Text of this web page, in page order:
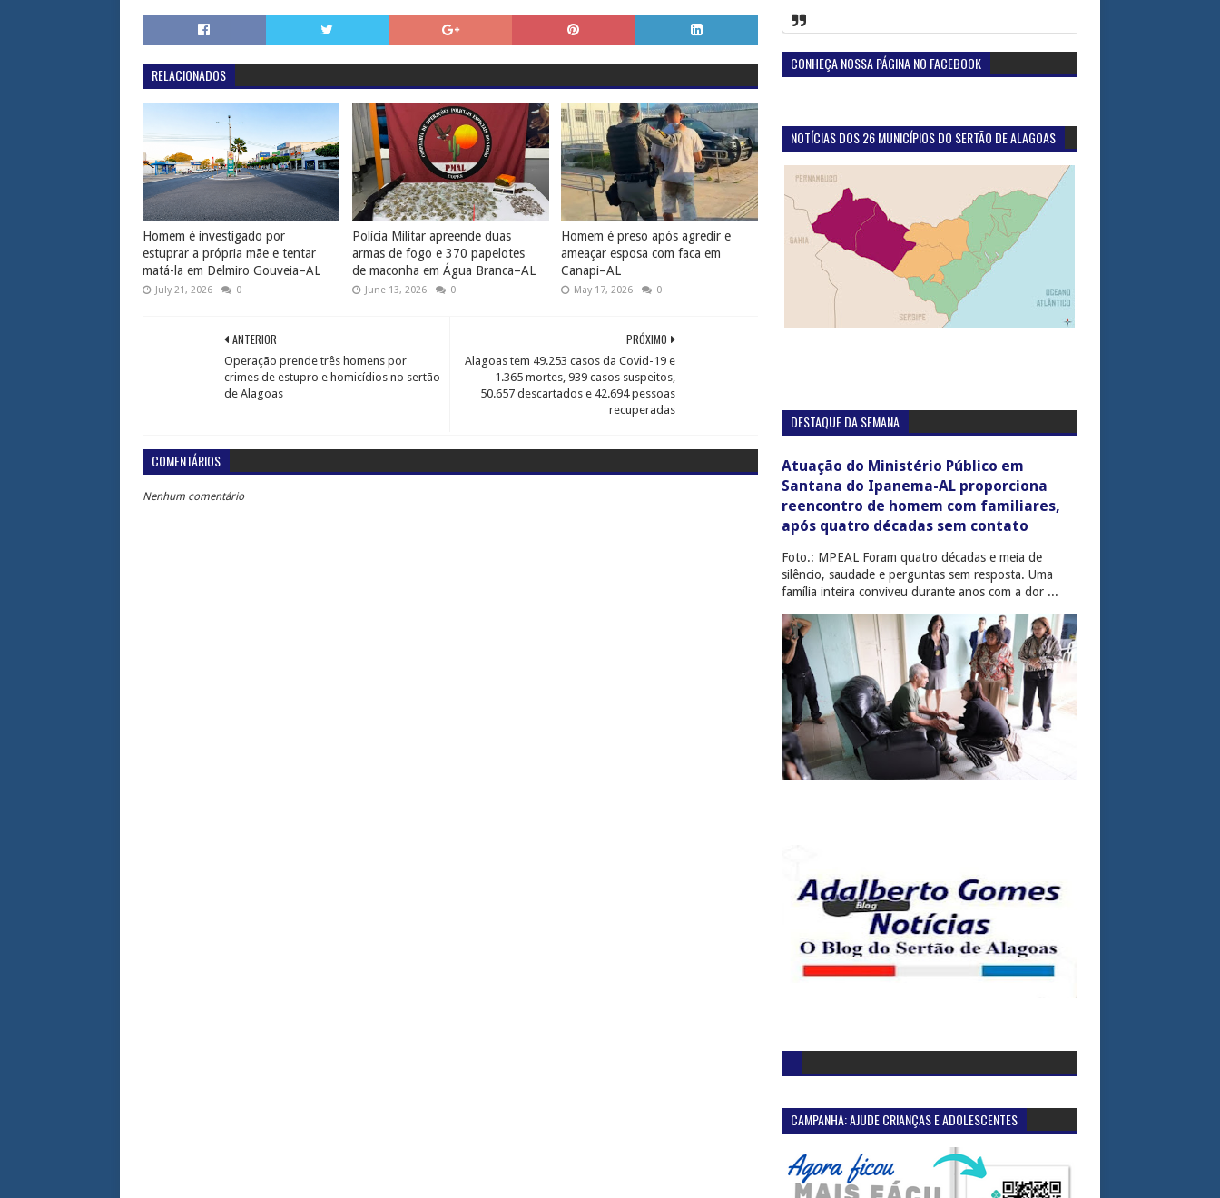
RELACIONADOS
Homem é investigado por
estuprar a própria mãe e tentar
matá-la em Delmiro Gouveia–AL
July 21, 2026 0
Polícia Militar apreende duas
armas de fogo e 370 papelotes
de maconha em Água Branca–AL
June 13, 2026 0
Homem é preso após agredir e
ameaçar esposa com faca em
Canapi–AL
May 17, 2026 0
PRÓXIMO
Alagoas tem 49.253 casos da Covid-19 e
1.365 mortes, 939 casos suspeitos,
50.657 descartados e 42.694 pessoas
recuperadas
ANTERIOR
Operação prende três homens por
crimes de estupro e homicídios no sertão
de Alagoas
COMENTÁRIOS
Nenhum comentário
CONHEÇA NOSSA PÁGINA NO FACEBOOK
NOTÍCIAS DOS 26 MUNICÍPIOS DO SERTÃO DE ALAGOAS
DESTAQUE DA SEMANA
Atuação do Ministério Público em
Santana do Ipanema-AL proporciona
reencontro de homem com familiares,
após quatro décadas sem contato
Foto.: MPEAL Foram quatro décadas e meia de
silêncio, saudade e perguntas sem resposta. Uma
família inteira conviveu durante anos com a dor ...
CAMPANHA: AJUDE CRIANÇAS E ADOLESCENTES